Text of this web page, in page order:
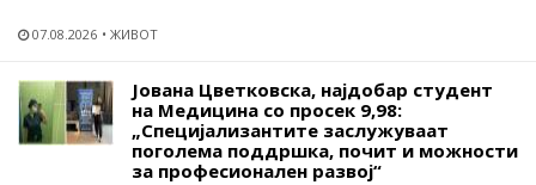
07.08.2026 ЖИВОТ
Јована Цветковска, најдобар студент
на Медицина со просек 9,98:
„Специјализантите заслужуваат
поголема поддршка, почит и можности
за професионален развој“